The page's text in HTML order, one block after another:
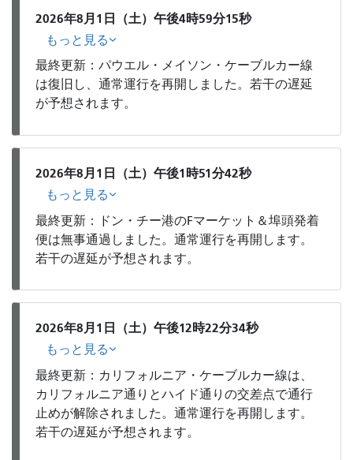
2026年8月1日（土）午後4時59分15秒
もっと見る
最終更新：パウエル・メイソン・ケーブルカー線
は復旧し、通常運行を再開しました。若干の遅延
が予想されます。
2026年8月1日（土）午後1時51分42秒
もっと見る
最終更新：ドン・チー港のFマーケット＆埠頭発着
便は無事通過しました。通常運行を再開します。
若干の遅延が予想されます。
2026年8月1日（土）午後12時22分34秒
もっと見る
最終更新：カリフォルニア・ケーブルカー線は、
カリフォルニア通りとハイド通りの交差点で通行
止めが解除されました。通常運行を再開します。
若干の遅延が予想されます。